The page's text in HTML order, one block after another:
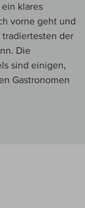
klares
vorne geht und
tradiertesten der
Die
sind einigen,
Gastronomen